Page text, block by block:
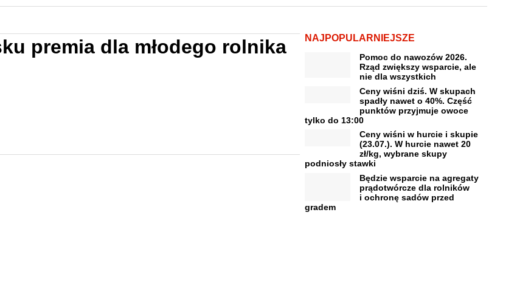
premia dla młodego rolnika NAJPOPULARNIEJSZE
Pomoc do nawozów 2026.
Rząd zwiększy wsparcie, ale
nie dla wszystkich
Ceny wiśni dziś. W skupach
spadły nawet o 40%. Część
punktów przyjmuje owoce
tylko do 13:00
Ceny wiśni w hurcie i skupie
(23.07.). W hurcie nawet 20
zł/kg, wybrane skupy
podniosły stawki
Będzie wsparcie na agregaty
prądotwórcze dla rolników
i ochronę sadów przed
gradem